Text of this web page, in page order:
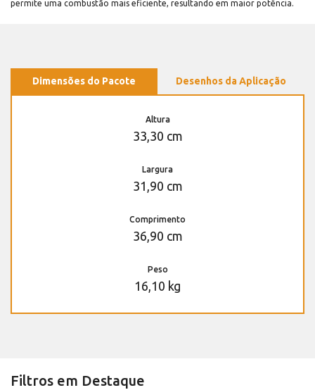
permite uma combustão mais eficiente, resultando em maior potência.
Dimensões do Pacote Desenhos da Aplicação
Altura
33,30 cm
Largura
31,90 cm
Comprimento
36,90 cm
Peso
16,10 kg
Filtros em Destaque